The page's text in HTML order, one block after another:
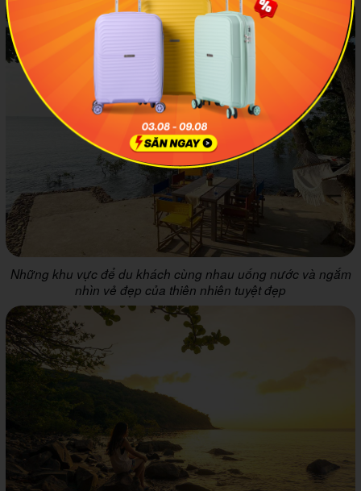
Những khu vực để du khách cùng nhau uống nước và ngắm
nhìn vẻ đẹp của thiên nhiên tuyệt đẹp